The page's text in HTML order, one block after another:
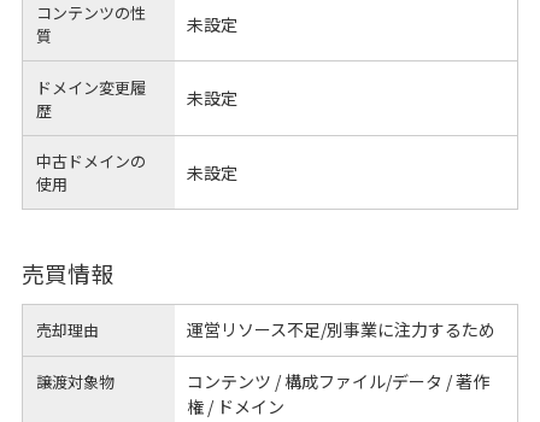
コンテンツの性
質
未設定
ドメイン変更履
歴
未設定
中古ドメインの
使用
未設定
売買情報
売却理由 運営リソース不足/別事業に注力するため
譲渡対象物
コンテンツ / 構成ファイル/データ / 著作
権 / ドメイン